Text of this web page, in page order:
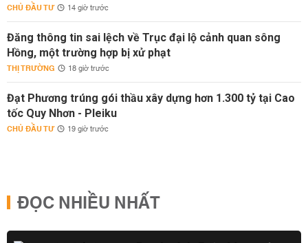
CHỦ ĐẦU TƯ 14 giờ trước
Đăng thông tin sai lệch về Trục đại lộ cảnh quan sông
Hồng, một trường hợp bị xử phạt
THỊ TRƯỜNG 18 giờ trước
Đạt Phương trúng gói thầu xây dựng hơn 1.300 tỷ tại Cao
tốc Quy Nhơn - Pleiku
CHỦ ĐẦU TƯ 19 giờ trước
ĐỌC NHIỀU NHẤT